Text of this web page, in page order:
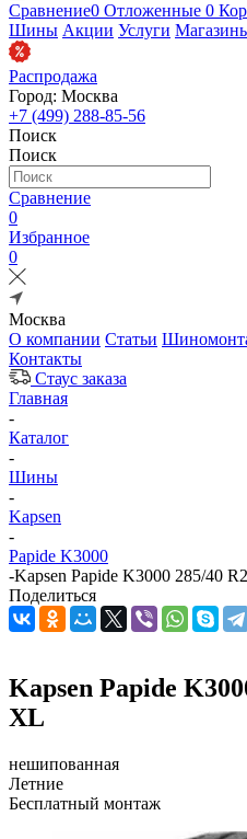
Сравнение0 Отложенные 0
Шины Акции Услуги
Распродажа
Город: Москва
+7 (499) 288-85-56
Поиск
Поиск
Сравнение
0
Избранное
0
Москва
О компании Статьи
Контакты
Стаус заказа
Главная
-
Каталог
-
Шины
-
Kapsen
-
Papide K3000
-Kapsen Papide K3000 285/40
Поделиться
Kapsen Papide
XL
нешипованная
Летние
Бесплатный монтаж